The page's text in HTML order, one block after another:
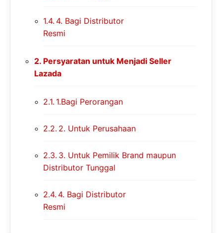
4. Bagi Distributor
Resmi
Persyaratan untuk Menjadi Seller
Lazada
1.Bagi Perorangan
2. Untuk Perusahaan
3. Untuk Pemilik Brand maupun
Distributor Tunggal
4. Bagi Distributor
Resmi